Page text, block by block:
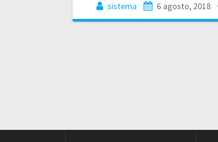
sistema 6 agosto, 2018